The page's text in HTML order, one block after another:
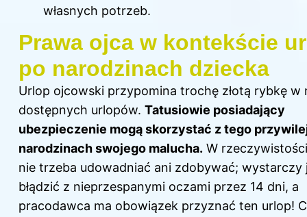
własnych potrzeb.
Prawa ojca w kontekście
po narodzinach dziecka
Urlop ojcowski przypomina trochę złotą rybkę w
dostępnych urlopów. Tatusiowie posiadający
ubezpieczenie mogą skorzystać z tego
narodzinach swojego malucha. W
nie trzeba udowadniać ani zdobywać; wystarczy
błądzić z nieprzespanymi oczami przez 14 dni, a
pracodawca ma obowiązek przyznać ten urlop!